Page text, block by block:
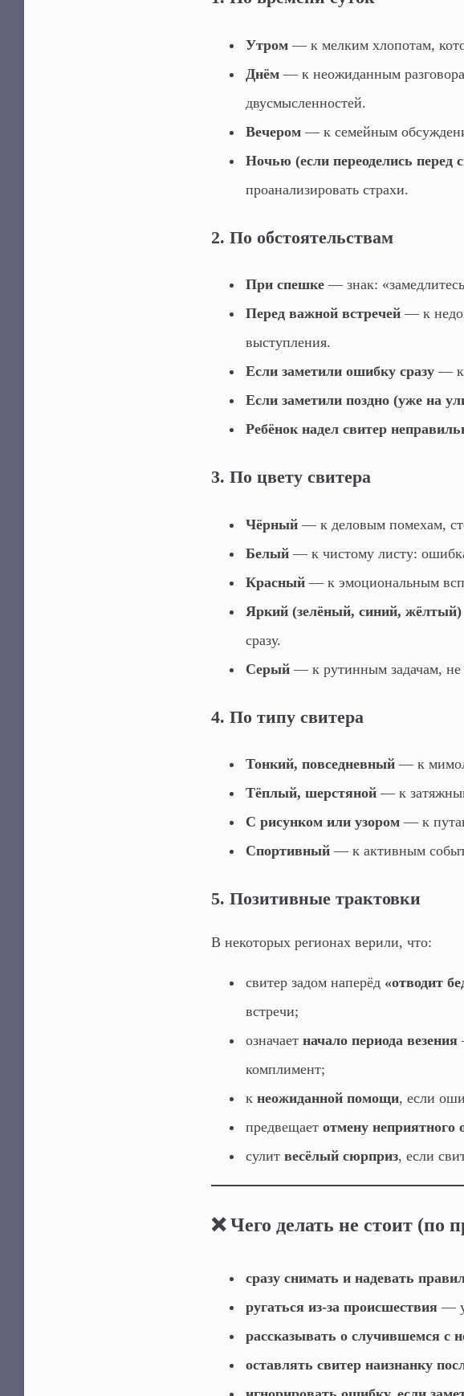
Утром— к мелким хлопотам,
Днём— к неожиданным
двусмысленностей.
Вечером— к семейным
Ночью (если переоделись перед
проанализировать страхи.
2. По обстоятельствам
При спешке— знак:
Перед важной встречей— к
выступления.
Если заметили ошибку сразу— к
Если заметили поздно (уже на
Ребёнок надел свитер
3. По цвету свитера
Чёрный— к деловым помехам,
Белый— к чистому листу:
Красный— к эмоциональным
Яркий (зелёный, синий, жёлтый)
сразу.
Серый— к рутинным задачам, не
4. По типу свитера
Тонкий, повседневный— к
Тёплый, шерстяной— к
С рисунком или узором— к
Спортивный— к активным
5. Позитивные трактовки
В некоторых регионах верили, что:
свитер задом наперёд «отводит
встречи;
означает начало периода везения
комплимент;
к неожиданной помощи, если
предвещает отмену неприятного
сулит весёлый сюрприз, если
❌ Чего делать не стоит (по
сразу снимать и надевать
ругаться из‑за происшествия—
рассказывать о случившемся с
оставлять свитер наизнанку